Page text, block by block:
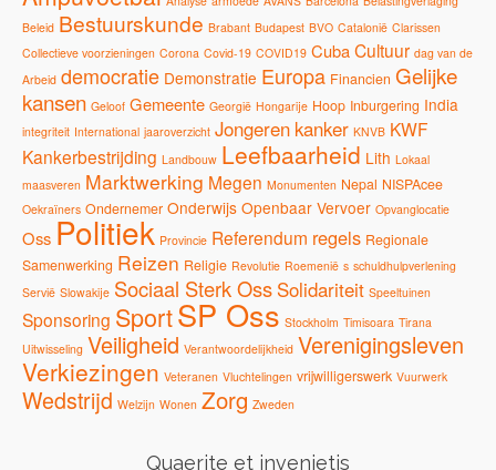
Beleid Bestuurskunde Brabant Budapest BVO Catalonië Clarissen
Collectieve voorzieningen Corona Covid-19 COVID19 CubaCultuur dag van de
Arbeid democratie Demonstratie Europa Financien Gelijke
kansen Geloof Gemeente Georgië Hongarije Hoop Inburgering India
integriteit International jaaroverzicht Jongeren kanker KNVB KWF
Kankerbestrijding Landbouw Leefbaarheid Lith Lokaal
maasveren Marktwerking Megen Monumenten Nepal NISPAcee
Oekraïners Ondernemer Onderwijs Openbaar Vervoer Opvanglocatie
Oss Politiek Provincie Referendum regels Regionale
Samenwerking Reizen Religie Revolutie Roemenië s schuldhulpverlening
Servië Slowakije Sociaal Sterk Oss Solidariteit Speeltuinen
Sponsoring SportSP Oss Stockholm Timisoara Tirana
Uitwisseling Veiligheid Verantwoordelijkheid Verenigingsleven
Verkiezingen Veteranen Vluchtelingen vrijwilligerswerk Vuurwerk
Wedstrijd Welzijn Wonen Zorg Zweden
Quaerite et invenietis